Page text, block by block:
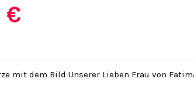
€
mit dem Bild Unserer Lieben Frau von